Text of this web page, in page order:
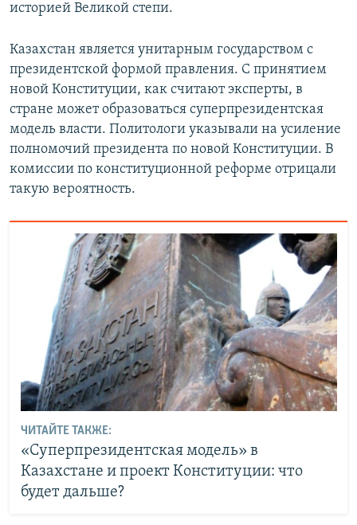
историей Великой степи.
Казахстан является унитарным государством с
президентской формой правления. С принятием
новой Конституции, как считают эксперты, в
стране может образоваться суперпрезидентская
модель власти. Политологи указывали на усиление
полномочий президента по новой Конституции. В
комиссии по конституционной реформе отрицали
такую вероятность.
ЧИТАЙТЕ ТАКЖЕ:
«Суперпрезидентская модель» в
Казахстане и проект Конституции: что
будет дальше?